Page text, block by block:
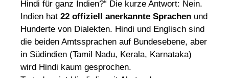
Hindi für ganz Indien?“ Die kurze Antwort: Nein.
Indien hat 22 offiziell anerkannte Sprachen und
Hunderte von Dialekten. Hindi und Englisch sind
die beiden Amtssprachen auf Bundesebene, aber
in Südindien (Tamil Nadu, Kerala, Karnataka)
wird Hindi kaum gesprochen.